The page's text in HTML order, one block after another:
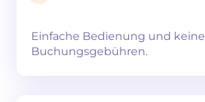
Einfache Bedienung und keine
Buchungsgebühren.